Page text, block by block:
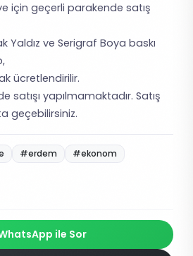
için geçerli parakende satış
Yaldız ve Serigraf Boya baskı
ücretlendirilir.
satışı yapılmamaktadır. Satış
geçebilirsiniz.
#erdem #ekonom
ile Sor